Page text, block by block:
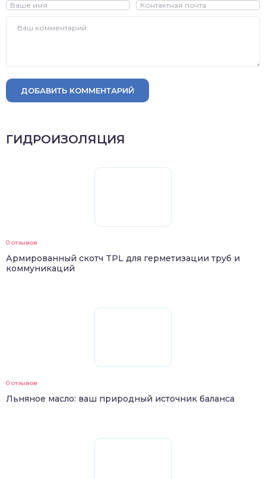
ДОБАВИТЬ КОММЕНТАРИЙ
ГИДРОИЗОЛЯЦИЯ
0 отзывов
Армированный скотч TPL для герметизации труб и
коммуникаций
0 отзывов
Льняное масло: ваш природный источник баланса